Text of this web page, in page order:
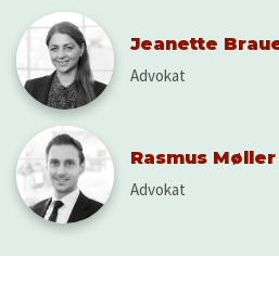
Jeanette
Advokat
Rasmus
Advokat